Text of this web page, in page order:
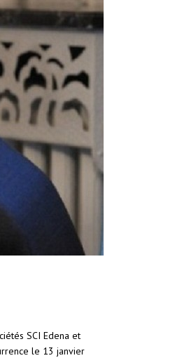
SCI Edena et
le 13 janvier